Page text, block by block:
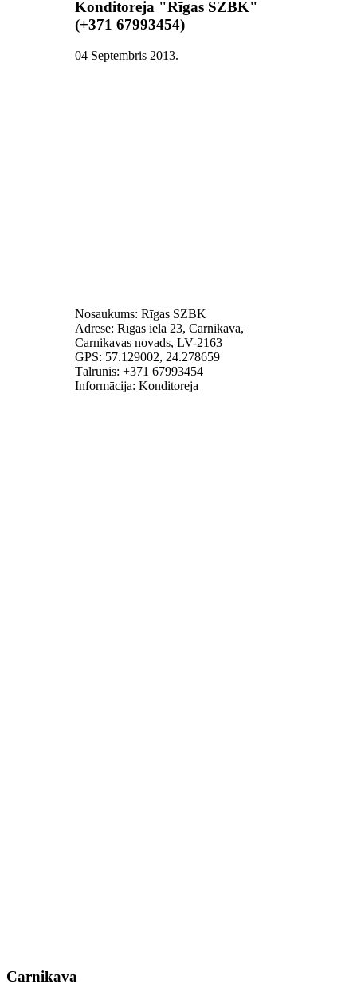
Konditoreja "Rīgas SZBK"
(+371 67993454)
04 Septembris 2013.
Nosaukums: Rīgas SZBK
Adrese: Rīgas ielā 23, Carnikava,
Carnikavas novads, LV-2163
GPS: 57.129002, 24.278659
Tālrunis: +371 67993454
Informācija: Konditoreja
Carnikava